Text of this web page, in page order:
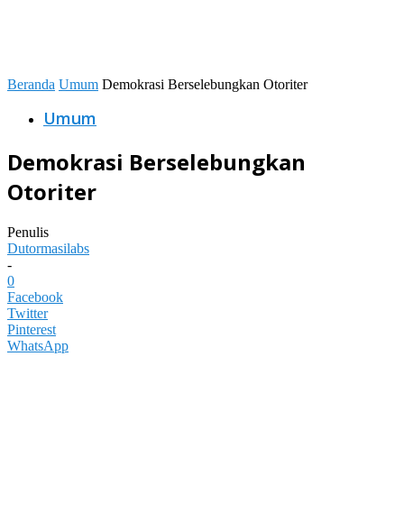
Beranda Umum Demokrasi Berselebungkan Otoriter
Umum
Demokrasi Berselebungkan
Otoriter
Penulis
Dutormasilabs
-
0
Facebook
Twitter
Pinterest
WhatsApp